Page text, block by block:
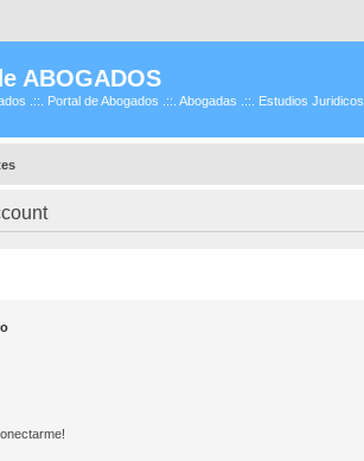
ABOGADOS
.::. Portal de Abogados .::. Abogadas .::. Estudios Juridicos